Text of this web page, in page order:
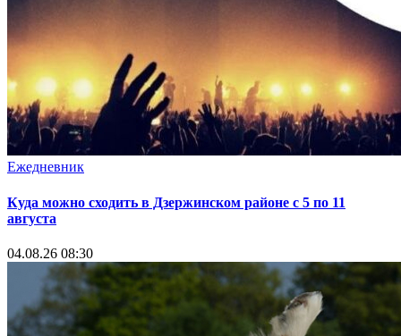
Ежедневник
Куда можно сходить в Дзержинском районе с 5 по 11
августа
04.08.26 08:30